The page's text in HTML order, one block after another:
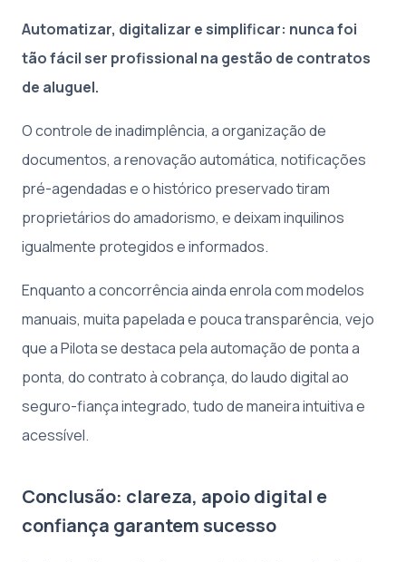
Automatizar, digitalizar e simplificar: nunca foi
tão fácil ser profissional na gestão de contratos
de aluguel.
O controle de inadimplência, a organização de
documentos, a renovação automática, notificações
pré-agendadas e o histórico preservado tiram
proprietários do amadorismo, e deixam inquilinos
igualmente protegidos e informados.
Enquanto a concorrência ainda enrola com modelos
manuais, muita papelada e pouca transparência, vejo
que a Pilota se destaca pela automação de ponta a
ponta, do contrato à cobrança, do laudo digital ao
seguro-fiança integrado, tudo de maneira intuitiva e
acessível.
Conclusão: clareza, apoio digital e
confiança garantem sucesso